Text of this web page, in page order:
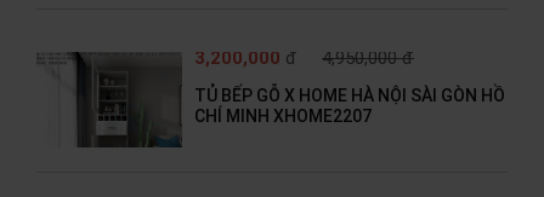
3,200,000 đ 4,950,000 đ
TỦ BẾP GỖ X HOME HÀ NỘI SÀI GÒN HỒ
CHÍ MINH XHOME2207